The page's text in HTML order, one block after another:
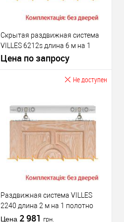
Комплектация
раздвижной
системы
без дверей
системи
VILLES 5670/130
130 кг
Скрытая раздвижная система
VILLES 6212s длина 6 м на 1
полотно весом до 80 кгю до 80
Цена по запросу
В избранное
Производитель VILLES
Раздвижная
для деревянных
Комплектация
раздвижной
системы
Не доступен
Раздвижная система VILLES
2240 длина 2 м на 1 полотно
весом до 160 кг
Цена 2 981 грн.